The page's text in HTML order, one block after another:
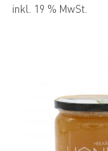
inkl. 19 % MwSt.